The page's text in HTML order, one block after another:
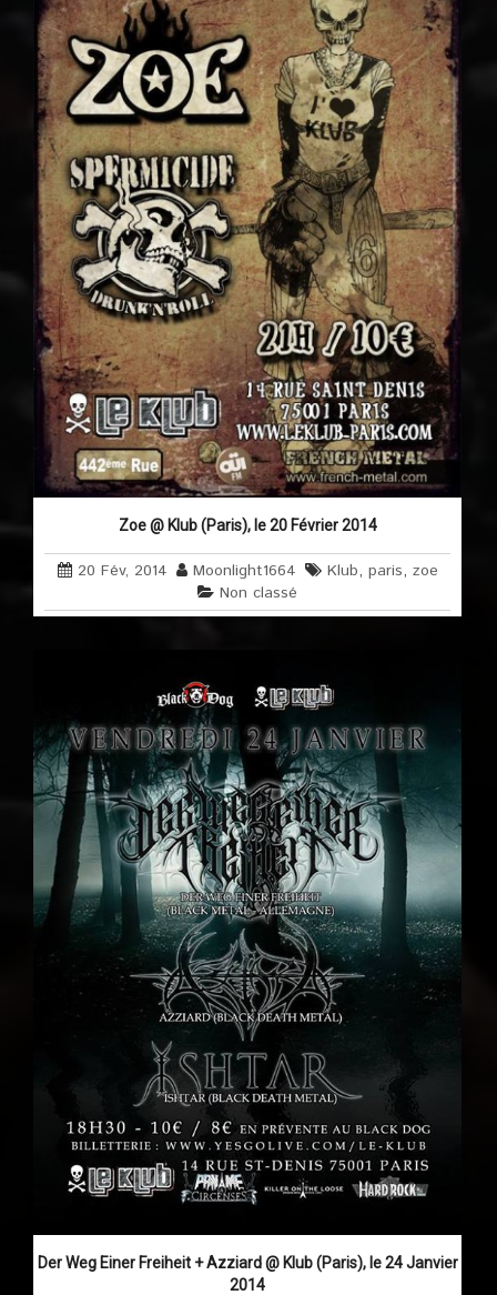
Zoe @ Klub (Paris), le 20 Février 2014
20 Fév, 2014 Moonlight1664 Klub, paris, zoe
Non classé
Der Weg Einer Freiheit + Azziard @ Klub (Paris), le 24 Janvier
2014